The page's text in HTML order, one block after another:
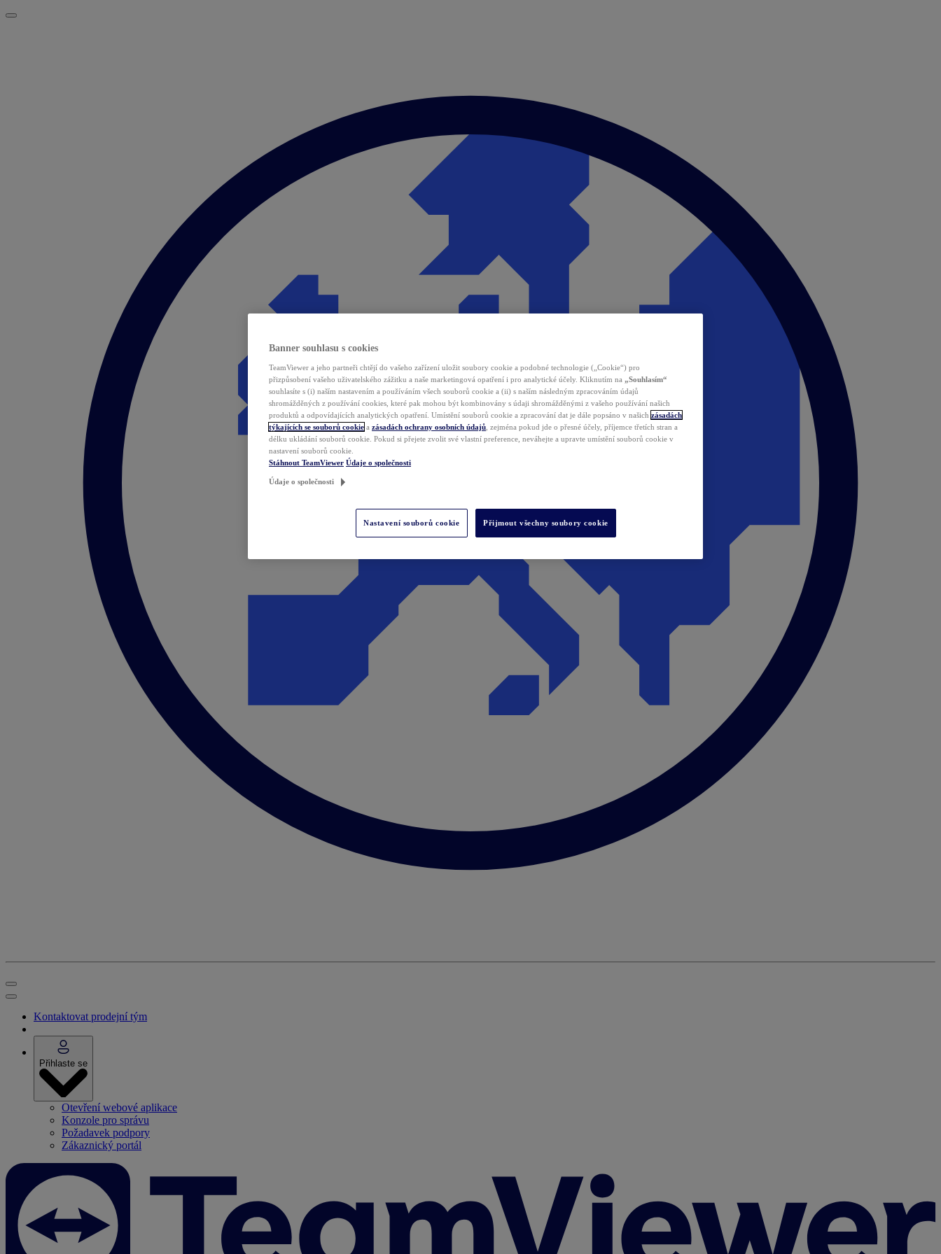
Kontaktovat prodejní tým
Přihlaste se
Otevření webové aplikace
Konzole pro správu
Požadavek podpory
Zákaznický portál
Banner souhlasu s cookies
TeamViewer a jeho partneři chtějí do vašeho zařízení uložit soubory cookie a podobné technologie („Cookie“) pro
přizpůsobení vašeho uživatelského zážitku a naše marketingová opatření i pro analytické účely. Kliknutím na „Souhlasím“
souhlasíte s (i) naším nastavením a používáním všech souborů cookie a (ii) s naším následným zpracováním údajů
shromážděných z používání cookies, které pak mohou být kombinovány s údaji shromážděnými z vašeho používání našich
produktů a odpovídajících analytických opatření. Umístění souborů cookie a zpracování dat je dále popsáno v našich zásadách
týkajících se souborů cookie a zásadách ochrany osobních údajů , zejména pokud jde o přesné účely, příjemce třetích stran a
délku ukládání souborů cookie. Pokud si přejete zvolit své vlastní preference, neváhejte a upravte umístění souborů cookie v
nastavení souborů cookie.
Stáhnout TeamViewer Údaje o společnosti
Údaje o společnosti
Nastavení souborů cookie Přijmout všechny soubory cookie